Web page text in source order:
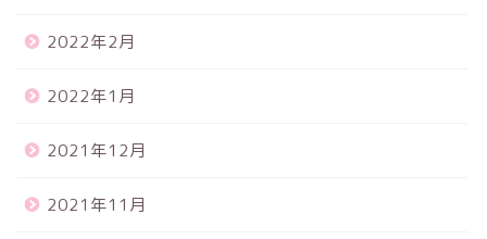
2022年2月
2022年1月
2021年12月
2021年11月